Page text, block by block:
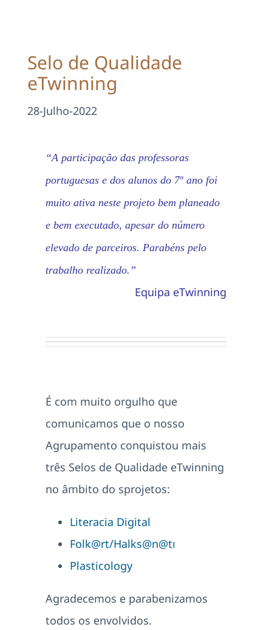
Área Reservada
Pesquisar
Selo de Qualidade
eTwinning
28-Julho-2022
“A participação das professoras
portuguesas e dos alunos do 7º ano foi
muito ativa neste projeto bem planeado
e bem executado, apesar do número
elevado de parceiros. Parabéns pelo
trabalho realizado.”
Equipa eTwinning
É com muito orgulho que
comunicamos que o nosso
Agrupamento conquistou mais
três Selos de Qualidade eTwinning
no âmbito do sprojetos:
Literacia Digital
Folk@rt/Halks@n@tı
Plasticology
Agradecemos e parabenizamos
todos os envolvidos.